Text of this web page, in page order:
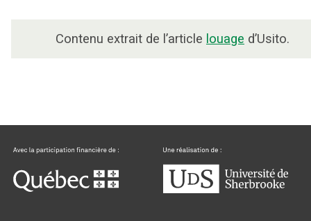
Contenu extrait de l’article louage d’Usito.